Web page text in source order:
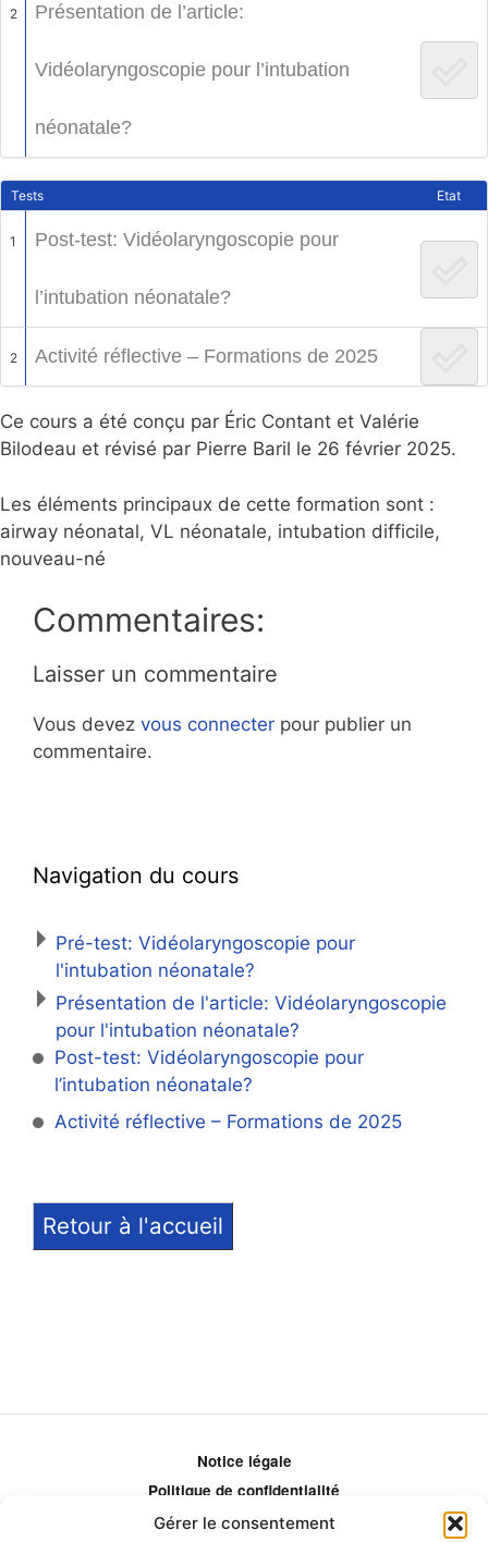
Gérer le consentement
2 Présentation de l’article:
Vidéolaryngoscopie pour l’intubation
néonatale?
Tests Etat
1 Post-test: Vidéolaryngoscopie pour
l’intubation néonatale?
2 Activité réflective – Formations de 2025
Ce cours a été conçu par Éric Contant et Valérie
Bilodeau et révisé par Pierre Baril le 26 février 2025.
Les éléments principaux de cette formation sont :
airway néonatal, VL néonatale, intubation difficile,
nouveau-né
Commentaires:
Laisser un commentaire
Vous devez vous connecter pour publier un
commentaire.
Navigation du cours
Pré-test: Vidéolaryngoscopie pour
l'intubation néonatale?
Présentation de l'article: Vidéolaryngoscopie
pour l'intubation néonatale?
Post-test: Vidéolaryngoscopie pour
l’intubation néonatale?
Activité réflective – Formations de 2025
Retour à l'accueil
Notice légale
Politique de confidentialité
Politique de remboursement